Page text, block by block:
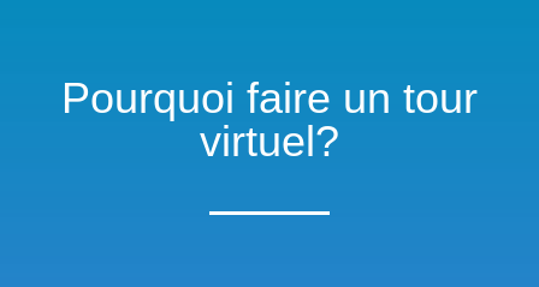
Pourquoi faire un tour
virtuel?